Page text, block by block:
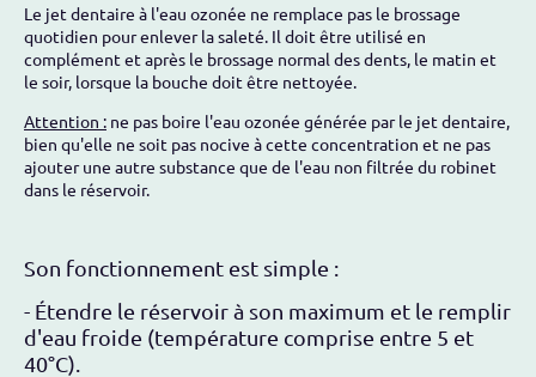
​Le jet dentaire à l'eau ozonée ne remplace pas le brossage
quotidien pour enlever la saleté. Il doit être utilisé en
complément et après le brossage normal des dents, le matin et
le soir, lorsque la bouche doit être nettoyée.
Attention : ne pas boire l'eau ozonée générée par le jet dentaire,
bien qu'elle ne soit pas nocive à cette concentration et ne pas
ajouter une autre substance que de l'eau non filtrée du robinet
dans le réservoir.
Son fonctionnement est simple :
- Étendre le réservoir à son maximum et le remplir
d'eau froide (température comprise entre 5 et
40°C).